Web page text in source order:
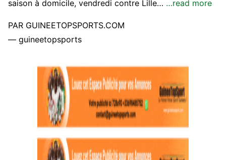
saison à domicile, vendredi contre Lille… …read more
PAR GUINEETOPSPORTS.COM
— guineetopsports